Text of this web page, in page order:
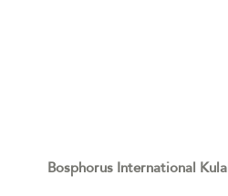
Bosphorus International